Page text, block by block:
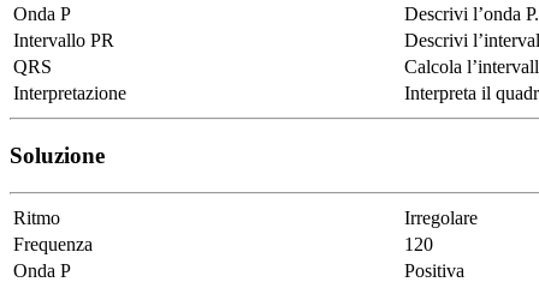
Onda P
Descrivi l’onda P.
Intervallo PR
Descrivi
QRS
Calcola
Interpretazione
Interpreta il
Soluzione
Ritmo
Irregolare
Frequenza
120
Onda P
Positiva